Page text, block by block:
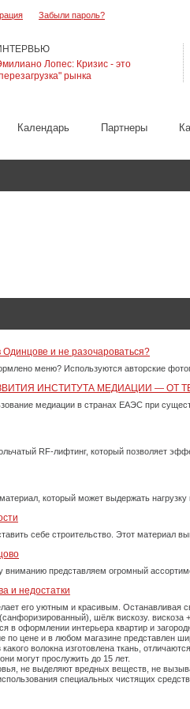
Лопес: Кризис - это
рынка
Календарь Партнеры
Забыли пароль?
Одинцове и не разочароваться?
меню? Используются авторские
ИНСТИТУТА МЕДИАЦИИ — ОТ
медиации в странах ЕАЭС при
RF-лифтинг, который позволяет
который может выдержать
себе строительство. Этот материал
представляем огромный
и недостатки
его уютным и красивым.
шёлк вискозу. вискоза +
в оформлении интерьера квартир и
по цене и в любом магазине представлен
волокна изготовлена ткань,
могут прослужить до 15 лет.
не выделяют вредных веществ, не
специальных чистящих